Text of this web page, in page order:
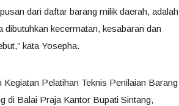
dari daftar barang milik daerah, adalah
dibutuhkan kecermatan, kesabaran dan
kata Yosepha.
Pelatihan Teknis Penilaian Barang
di Balai Praja Kantor Bupati Sintang,